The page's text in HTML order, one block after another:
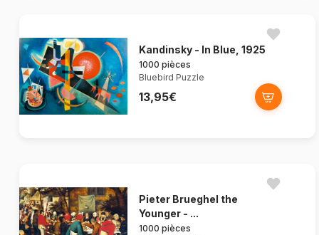
Kandinsky - In Blue, 1925
1000 pièces
Bluebird Puzzle
13,95€
Pieter Brueghel the
Younger - ...
1000 pièces